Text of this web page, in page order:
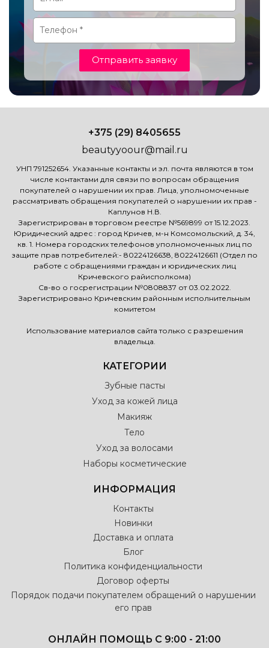
Отправить заявку
+375 (29) 8405655
beautyyoour@mail.ru
УНП 791252654. Указанные контакты и эл. почта являются в том
числе контактами для связи по вопросам обращения
покупателей о нарушении их прав. Лица, уполномоченные
рассматривать обращения покупателей о нарушении их прав -
Каплунов Н.В.
Зарегистрирован в торговом реестре №569899 от 15.12.2023.
Юридический адрес : город Кричев, м-н Комсомольский, д. 34,
кв. 1. Номера городских телефонов уполномоченных лиц по
защите прав потребителей:- 80224126638, 80224126611 (Отдел по
работе с обращениями граждан и юридических лиц
Кричевского райисполкома)
Св-во о госрегистрации №0808837 от 03.02.2022.
Зарегистрировано Кричевским районным исполнительным
комитетом
Использование материалов сайта только с разрешения
владельца.
КАТЕГОРИИ
Зубные пасты
Уход за кожей лица
Макияж
Тело
Уход за волосами
Наборы косметические
ИНФОРМАЦИЯ
Контакты
Новинки
Доставка и оплата
Блог
Политика конфиденциальности
Договор оферты
Порядок подачи покупателем обращений о нарушении
его прав
ОНЛАЙН ПОМОЩЬ С 9:00 - 21:00